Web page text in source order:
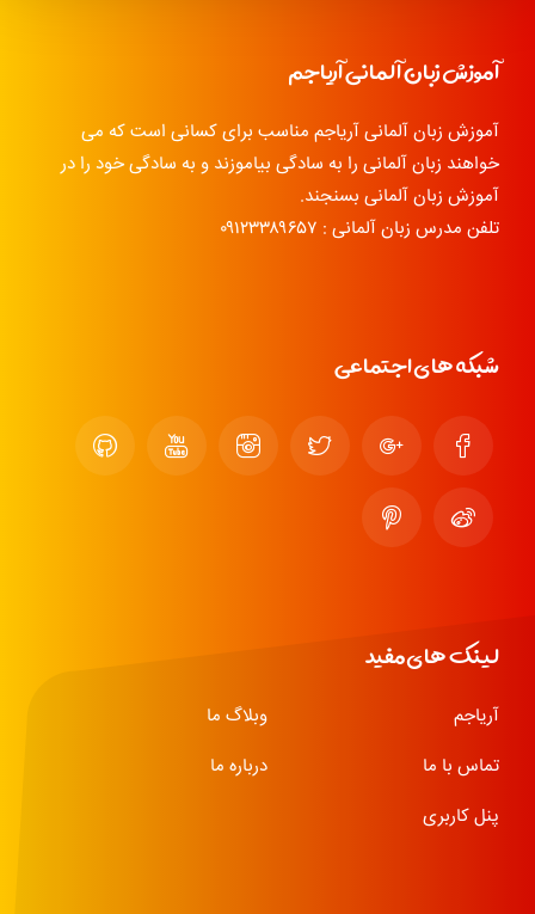
آموزش زبان آلمانی آریاجم
آموزش زبان آلمانی آریاجم مناسب برای کسانی است که می
خواهند زبان آلمانی را به سادگی بیاموزند و به سادگی خود را در
آموزش زبان آلمانی بسنجند.
تلفن مدرس زبان آلمانی : ۰۹۱۲۳۳۸۹۶۵۷
شبکه های اجتماعی
لینک های مفید
آریاجم
وبلاگ ما
تماس با ما
درباره ما
پنل کاربری